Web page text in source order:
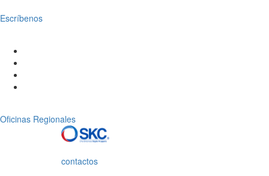
Escríbenos
Oficinas Regionales
contactos